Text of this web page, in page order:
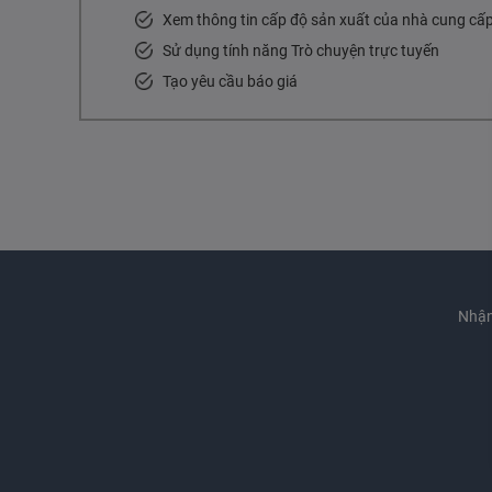
Xem thông tin cấp độ sản xuất của nhà cung cấp
Sử dụng tính năng Trò chuyện trực tuyến
Tạo yêu cầu báo giá